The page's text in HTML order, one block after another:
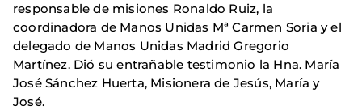
responsable de misiones Ronaldo Ruiz, la
coordinadora de Manos Unidas Mª Carmen Soria y el
delegado de Manos Unidas Madrid Gregorio
Martínez. Dió su entrañable testimonio la Hna. María
José Sánchez Huerta, Misionera de Jesús, María y
José.